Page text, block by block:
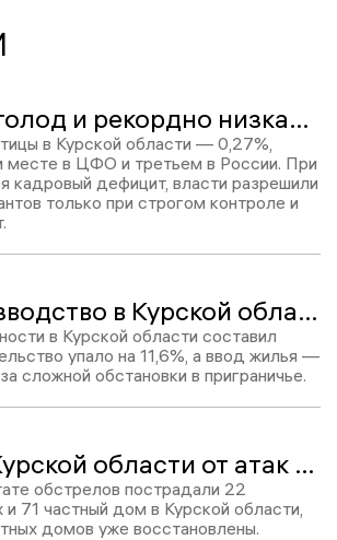
Кадровый голод и рекордно низкая безработица: ситуация на рынке труда в Курской области
в Курской области — 0,27%,
месте в ЦФО и третьем в России. При
кадровый дефицит, власти разрешили
только при строгом контроле и
Промпроизводство в Курской области выросло на 10,9% за полгода
в Курской области составил
упало на 11,6%, а ввод жилья —
сложной обстановки в приграничье.
За июль в Курской области от атак ВСУ пострадали 93 жилых дома
обстрелов пострадали 22
71 частный дом в Курской области,
домов уже восстановлены.